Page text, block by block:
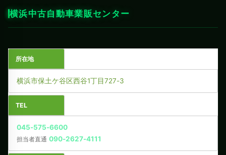
横浜中古自動車業販センター
所在地
横浜市保土ケ谷区西谷1丁目727-3
TEL
045-575-6600
担当者直通 090-2627-4111